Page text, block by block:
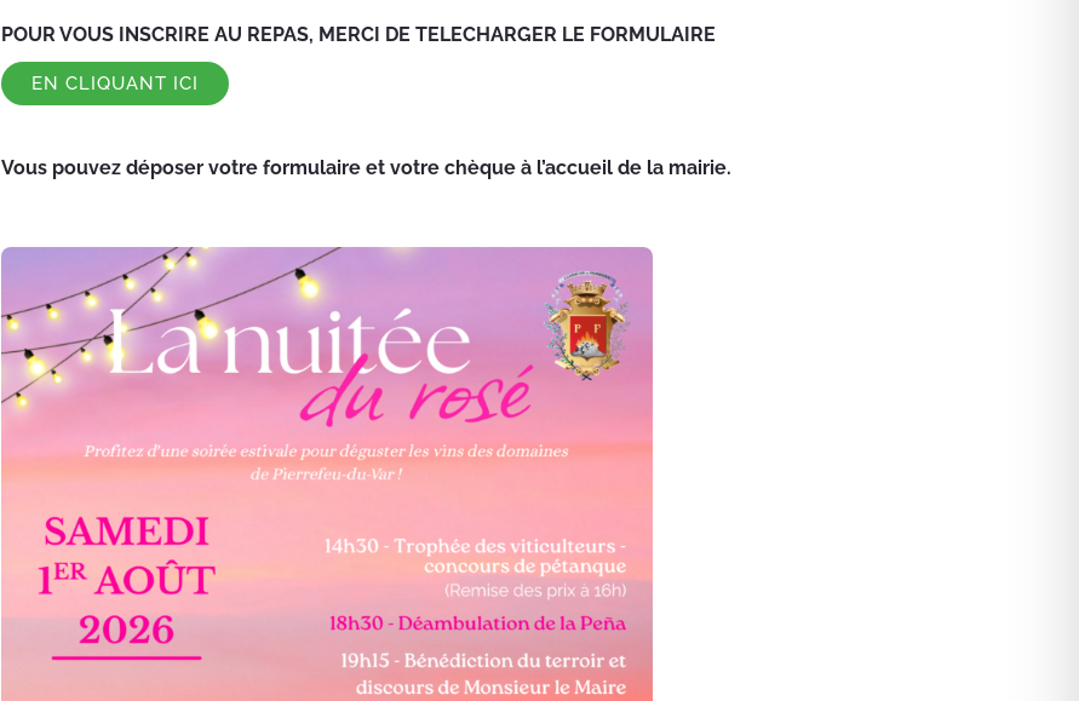
POUR VOUS INSCRIRE AU REPAS, MERCI DE TELECHARGER LE FORMULAIRE
EN CLIQUANT ICI
Vous pouvez déposer votre formulaire et votre chèque à l’accueil de la mairie.